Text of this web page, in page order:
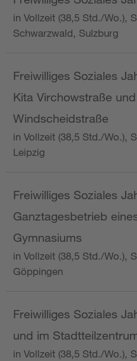
in Vollzeit (38,5 Std./Wo.),
Schwarzwald, Sulzburg
Freiwilliges Soziales
Kita Virchowstraße
Windscheidstraße
in Vollzeit (38,5 Std./Wo.),
Leipzig
Freiwilliges Soziales
Ganztagesbetrieb
Gymnasiums
in Vollzeit (38,5 Std./Wo.),
Göppingen
Freiwilliges Soziales
und im
in Vollzeit (38,5 Std./Wo.),